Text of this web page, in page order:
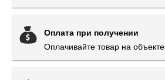
Оплата при получении
Оплачивайте товар на объекте